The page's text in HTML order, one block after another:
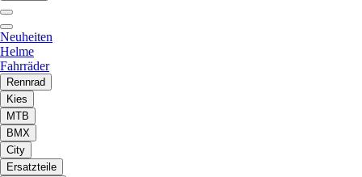
Neuheiten
Helme
Fahrräder
Rennrad
Kies
MTB
BMX
City
Ersatzteile